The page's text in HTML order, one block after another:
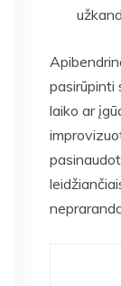
pasirūpinti
laiko ar